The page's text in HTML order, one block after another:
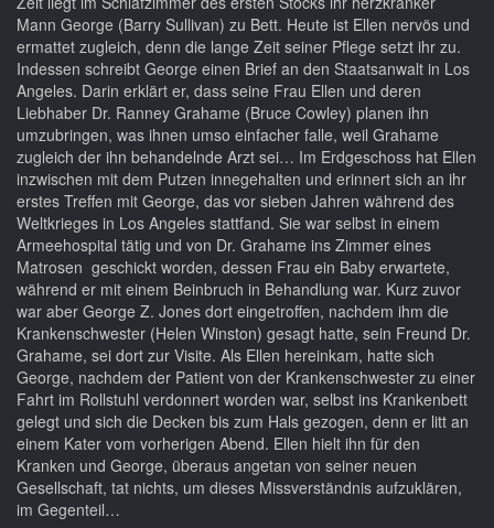
Mann George (Barry Sullivan) zu Bett. Heute ist Ellen nervös und
ermattet zugleich, denn die lange Zeit seiner Pflege setzt ihr zu.
Indessen schreibt George einen Brief an den Staatsanwalt in Los
Angeles. Darin erklärt er, dass seine Frau Ellen und deren
Liebhaber Dr. Ranney Grahame (Bruce Cowley) planen ihn
umzubringen, was ihnen umso einfacher falle, weil Grahame
zugleich der ihn behandelnde Arzt sei… Im Erdgeschoss hat Ellen
inzwischen mit dem Putzen innegehalten und erinnert sich an ihr
erstes Treffen mit George, das vor sieben Jahren während des
Weltkrieges in Los Angeles stattfand. Sie war selbst in einem
Armeehospital tätig und von Dr. Grahame ins Zimmer eines
Matrosen geschickt worden, dessen Frau ein Baby erwartete,
während er mit einem Beinbruch in Behandlung war. Kurz zuvor
war aber George Z. Jones dort eingetroffen, nachdem ihm die
Krankenschwester (Helen Winston) gesagt hatte, sein Freund Dr.
Grahame, sei dort zur Visite. Als Ellen hereinkam, hatte sich
George, nachdem der Patient von der Krankenschwester zu einer
Fahrt im Rollstuhl verdonnert worden war, selbst ins Krankenbett
gelegt und sich die Decken bis zum Hals gezogen, denn er litt an
einem Kater vom vorherigen Abend. Ellen hielt ihn für den
Kranken und George, überaus angetan von seiner neuen
Gesellschaft, tat nichts, um dieses Missverständnis aufzuklären,
im Gegenteil…